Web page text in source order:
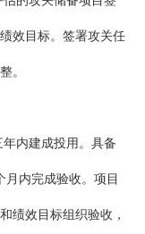
效目标。签署攻关任
。
内建成投用。具备
月内完成验收。项目
绩效目标组织验收，